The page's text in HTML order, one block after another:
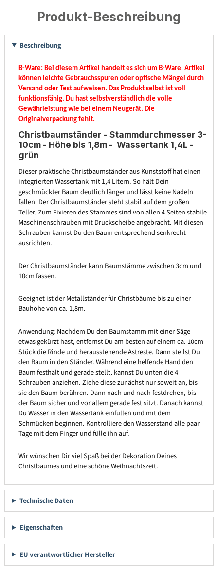
Produkt-Beschreibung
Beschreibung
B-Ware: Bei diesem Artikel handelt es sich um B-Ware. Artikel
können leichte Gebrauchsspuren oder optische Mängel durch
Versand oder Test aufweisen. Das Produkt selbst ist voll
funktionsfähig. Du hast selbstverständlich die volle
Gewährleistung wie bei einem Neugerät. Die
Originalverpackung fehlt.
Christbaumständer - Stammdurchmesser 3-
10cm - Höhe bis 1,8m - Wassertank 1,4L -
grün
Dieser praktische Christbaumständer aus Kunststoff hat einen
integrierten Wassertank mit 1,4 Litern. So hält Dein
geschmückter Baum deutlich länger und lässt keine Nadeln
fallen. Der Christbaumständer steht stabil auf dem großen
Teller. Zum Fixieren des Stammes sind von allen 4 Seiten stabile
Maschinenschrauben mit Druckscheibe angebracht. Mit diesen
Schrauben kannst Du den Baum entsprechend senkrecht
ausrichten.
Der Christbaumständer kann Baumstämme zwischen 3cm und
10cm fassen.
Geeignet ist der Metallständer für Christbäume bis zu einer
Bauhöhe von ca. 1,8m.
Anwendung: Nachdem Du den Baumstamm mit einer Säge
etwas gekürzt hast, entfernst Du am besten auf einem ca. 10cm
Stück die Rinde und herausstehende Astreste. Dann stellst Du
den Baum in den Ständer. Während eine helfende Hand den
Baum festhält und gerade stellt, kannst Du unten die 4
Schrauben anziehen. Ziehe diese zunächst nur soweit an, bis
sie den Baum berühren. Dann nach und nach festdrehen, bis
der Baum sicher und vor allem gerade fest sitzt. Danach kannst
Du Wasser in den Wassertank einfüllen und mit dem
Schmücken beginnen. Kontrolliere den Wasserstand alle paar
Tage mit dem Finger und fülle ihn auf.
Wir wünschen Dir viel Spaß bei der Dekoration Deines
Christbaumes und eine schöne Weihnachtszeit.
Technische Daten
Eigenschaften
EU verantwortlicher Hersteller